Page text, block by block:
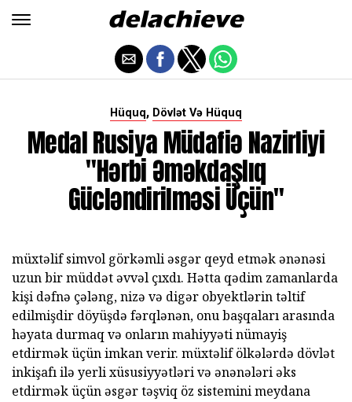
Hüquq, Dövlət Və Hüquq
Medal Rusiya Müdafiə Nazirliyi
"Hərbi Əməkdaşlıq
Gücləndirilməsi Üçün"
müxtəlif simvol görkəmli əsgər qeyd etmək ənənəsi
uzun bir müddət əvvəl çıxdı. Hətta qədim zamanlarda
kişi dəfnə çələng, nizə və digər obyektlərin təltif
edilmişdir döyüşdə fərqlənən, onu başqaları arasında
həyata durmaq və onların mahiyyəti nümayiş
etdirmək üçün imkan verir. müxtəlif ölkələrdə dövlət
inkişafı ilə yerli xüsusiyyətləri və ənənələri əks
etdirmək üçün əsgər təşviq öz sistemini meydana